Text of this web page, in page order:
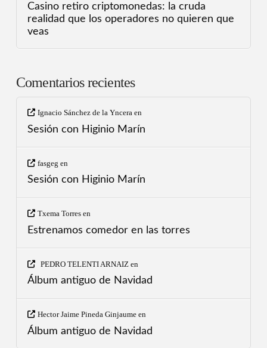
Casino retiro criptomonedas: la cruda
realidad que los operadores no quieren que
veas
Comentarios recientes
Ignacio Sánchez de la Ynceraen
Sesión con Higinio Marín
fasgeg en
Sesión con Higinio Marín
Txema Torresen
Estrenamos comedor en las torres
PEDRO TELENTI ARNAIZ en
Álbum antiguo de Navidad
Hector Jaime Pineda Ginjaumeen
Álbum antiguo de Navidad